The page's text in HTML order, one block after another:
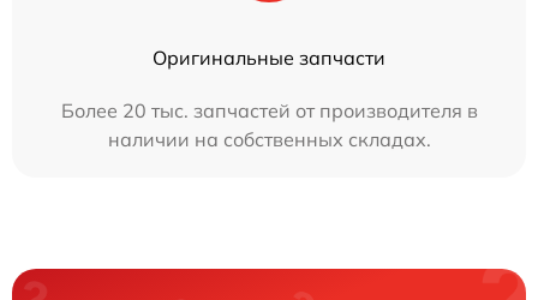
Оригинальные запчасти
Более 20 тыс. запчастей от производителя в
наличии на собственных складах.